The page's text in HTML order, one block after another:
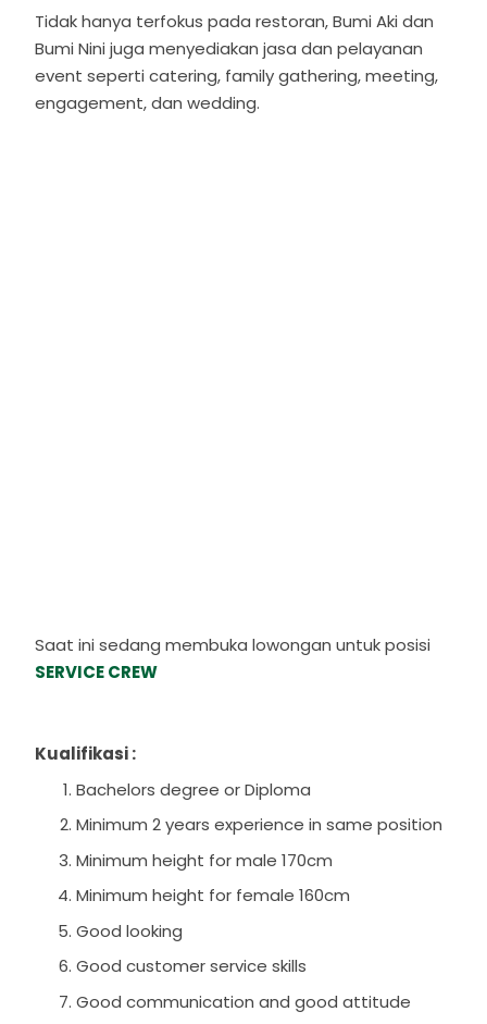
Tidak hanya terfokus pada restoran, Bumi Aki dan
Bumi Nini juga menyediakan jasa dan pelayanan
event seperti catering, family gathering, meeting,
engagement, dan wedding.
Saat ini sedang membuka lowongan untuk posisi
SERVICE CREW
Kualifikasi :
Bachelors degree or Diploma
Minimum 2 years experience in same position
Minimum height for male 170cm
Minimum height for female 160cm
Good looking
Good customer service skills
Good communication and good attitude